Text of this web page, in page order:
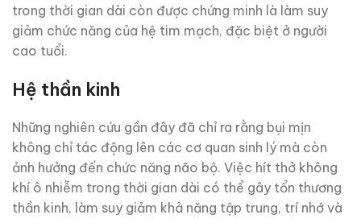
trong thời gian dài còn được chứng minh là làm suy
giảm chức năng của hệ tim mạch, đặc biệt ở người
cao tuổi.
Hệ thần kinh
Những nghiên cứu gần đây đã chỉ ra rằng bụi mịn
không chỉ tác động lên các cơ quan sinh lý mà còn
ảnh hưởng đến chức năng não bộ. Việc hít thở không
khí ô nhiễm trong thời gian dài có thể gây tổn thương
thần kinh, làm suy giảm khả năng tập trung, trí nhớ và